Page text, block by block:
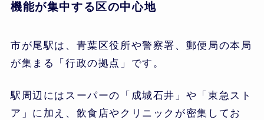
機能が集中する区の中心地
市が尾駅は、青葉区役所や警察署、郵便局の本局
が集まる「行政の拠点」です。
駅周辺にはスーパーの「成城石井」や「東急スト
ア」に加え、飲食店やクリニックが密集してお